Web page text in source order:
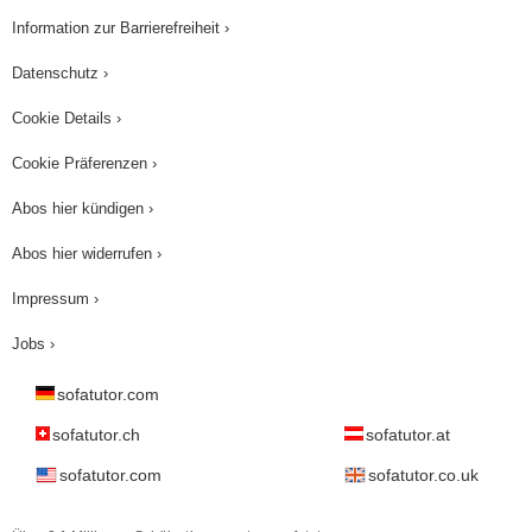
Information zur Barrierefreiheit ›
Datenschutz ›
Cookie Details ›
Cookie Präferenzen ›
Abos hier kündigen ›
Abos hier widerrufen ›
Impressum ›
Jobs ›
sofatutor.com
sofatutor.ch sofatutor.at
sofatutor.com sofatutor.co.uk